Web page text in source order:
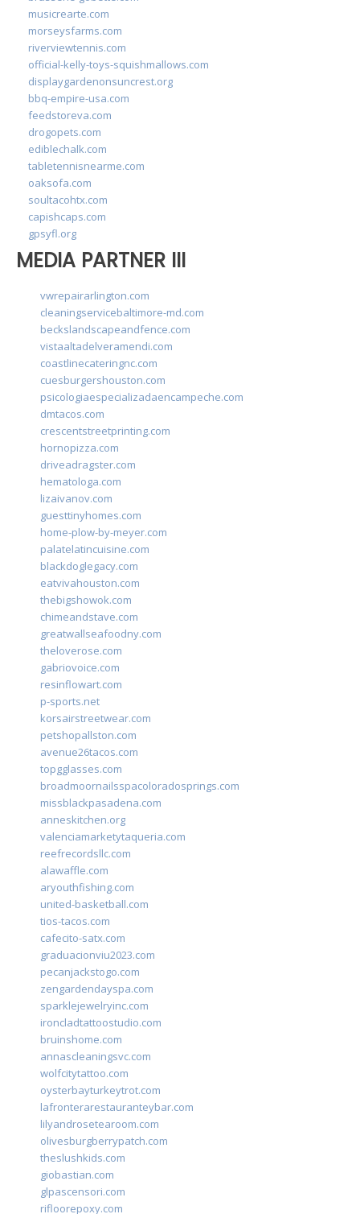
musicrearte.com
morseysfarms.com
riverviewtennis.com
official-kelly-toys-squishmallows.com
displaygardenonsuncrest.org
bbq-empire-usa.com
feedstoreva.com
drogopets.com
ediblechalk.com
tabletennisnearme.com
oaksofa.com
soultacohtx.com
capishcaps.com
gpsyfl.org
MEDIA PARTNER III
vwrepairarlington.com
cleaningservicebaltimore-md.com
beckslandscapeandfence.com
vistaaltadelveramendi.com
coastlinecateringnc.com
cuesburgershouston.com
psicologiaespecializadaencampeche.com
dmtacos.com
crescentstreetprinting.com
hornopizza.com
driveadragster.com
hematologa.com
lizaivanov.com
guesttinyhomes.com
home-plow-by-meyer.com
palatelatincuisine.com
blackdoglegacy.com
eatvivahouston.com
thebigshowok.com
chimeandstave.com
greatwallseafoodny.com
theloverose.com
gabriovoice.com
resinflowart.com
p-sports.net
korsairstreetwear.com
petshopallston.com
avenue26tacos.com
topgglasses.com
broadmoornailsspacoloradosprings.com
missblackpasadena.com
anneskitchen.org
valenciamarketytaqueria.com
reefrecordsllc.com
alawaffle.com
aryouthfishing.com
united-basketball.com
tios-tacos.com
cafecito-satx.com
graduacionviu2023.com
pecanjackstogo.com
zengardendayspa.com
sparklejewelryinc.com
ironcladtattoostudio.com
bruinshome.com
annascleaningsvc.com
wolfcitytattoo.com
oysterbayturkeytrot.com
lafronterarestauranteybar.com
lilyandrosetearoom.com
olivesburgberrypatch.com
theslushkids.com
giobastian.com
glpascensori.com
rifloorepoxy.com